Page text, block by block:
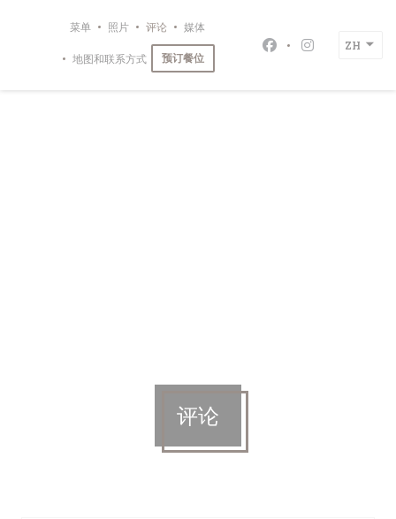
菜单 照片 评论 媒体
地图和联系方式 预订餐位 Facebook ((在新窗
Instagram ((
ZH
评论